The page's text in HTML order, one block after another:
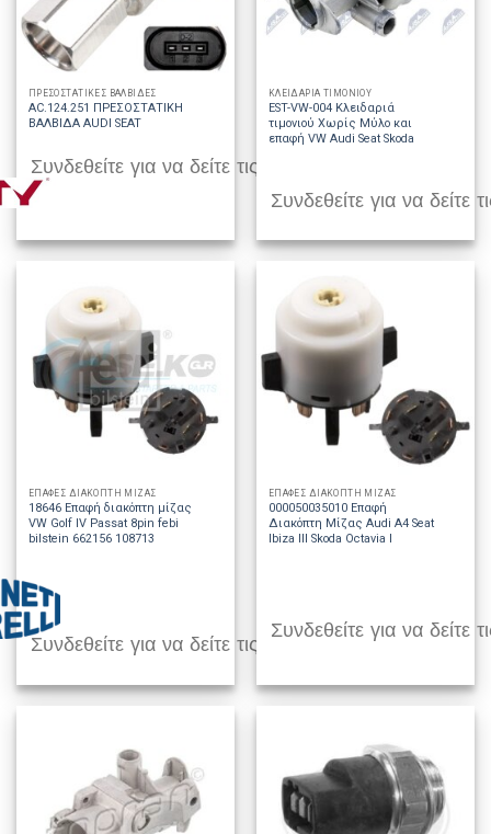
ΠΡΕΣΟΣΤΑΤΙΚΕΣ ΒΑΛΒΙΔΕΣ
AC.124.251 ΠΡΕΣΟΣΤΑΤΙΚΗ
ΒΑΛΒΙΔΑ AUDI SEAT
Συνδεθείτε για να δείτε τις τιμές
ΚΛΕΙΔΑΡΙΑ ΤΙΜΟΝΙΟΥ
EST-VW-004 Κλειδαριά
τιμονιού Χωρίς Μύλο και
επαφή VW Audi Seat Skoda
Συνδεθείτε για να δείτε
ΕΠΑΦΕΣ ΔΙΑΚΟΠΤΗ ΜΙΖΑΣ
18646 Επαφή διακόπτη μίζας
VW Golf IV Passat 8pin febi
bilstein 662156 108713
Συνδεθείτε για να δείτε τις τιμές
ΕΠΑΦΕΣ ΔΙΑΚΟΠΤΗ ΜΙΖΑΣ
000050035010 Επαφή
Διακόπτη Μίζας Audi A4 Seat
Ibiza III Skoda Octavia I
Συνδεθείτε για να δείτε